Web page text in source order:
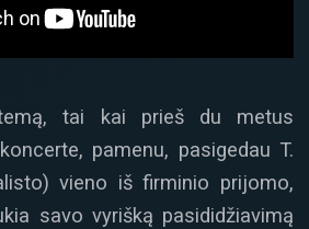
tai kai prieš du metus
pamenu, pasigedau T.
vieno iš firminio prijomo,
savo vyrišką pasididžiavimą